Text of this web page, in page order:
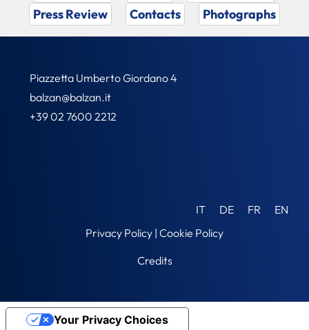
Press Review
Contacts Photographs
Piazzetta Umberto Giordano 4
balzan@balzan.it
+39 02 7600 2212
IT DE FR
EN
Privacy Policy | Cookie Policy
Credits
Your Privacy Choices